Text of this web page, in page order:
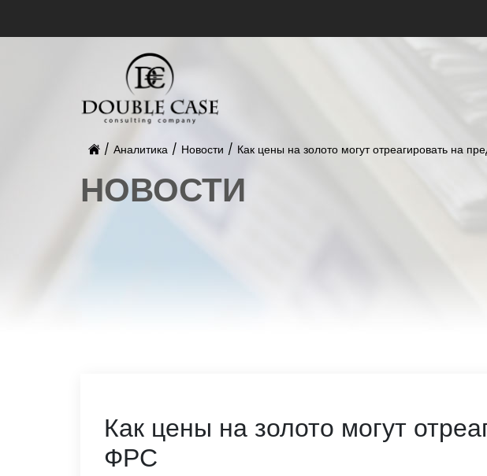
/ Аналитика / Новости / Как цены на золото могут отреагировать на
НОВОСТИ
Как цены на золото могут
ФРС